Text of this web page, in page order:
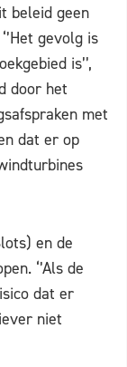
beleid geen
gevolg is
is’’,
door het
met
dat er op
en de
‘’Als de
dat er
niet